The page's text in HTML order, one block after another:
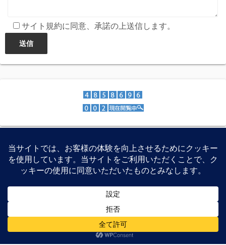
サイト規約に同意、承諾の上送信します。